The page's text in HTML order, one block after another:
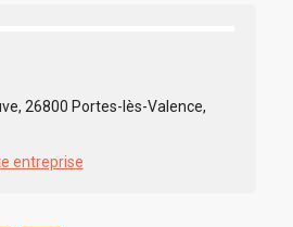
26800 Portes-lès-Valence,
entreprise